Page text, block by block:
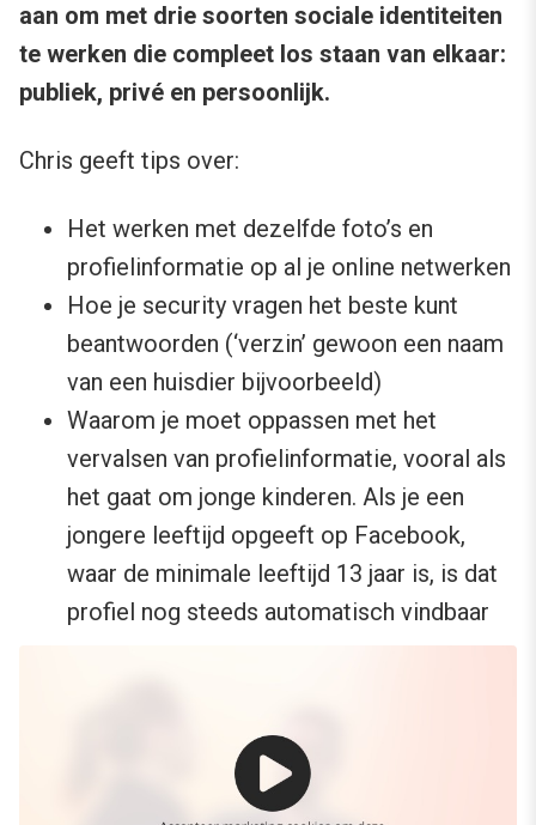
aan om met drie soorten sociale identiteiten
te werken die compleet los staan van elkaar:
publiek, privé en persoonlijk.
Chris geeft tips over:
Het werken met dezelfde foto’s en
profielinformatie op al je online netwerken
Hoe je security vragen het beste kunt
beantwoorden (‘verzin’ gewoon een naam
van een huisdier bijvoorbeeld)
Waarom je moet oppassen met het
vervalsen van profielinformatie, vooral als
het gaat om jonge kinderen. Als je een
jongere leeftijd opgeeft op Facebook,
waar de minimale leeftijd 13 jaar is, is dat
profiel nog steeds automatisch vindbaar